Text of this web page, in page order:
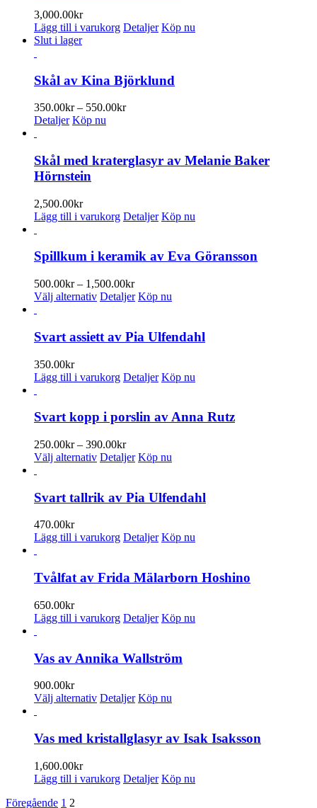
3,000.00kr
Lägg till i varukorg Detaljer Köp nu
Slut i lager
Skål av Kina Björklund
350.00kr – 550.00krPrisintervall:
Detaljer Köp nu
Skål med kraterglasyr av Melanie Baker
Hörnstein
2,500.00kr
Lägg till i varukorg Detaljer Köp nu
Spillkum i keramik av Eva Göransson
500.00kr – 1,500.00krPrisintervall:
500.00kr
Välj alternativ Den
har
flera
De
olika
kan
väljas
produktsidan
Detaljer Köp nu
Svart assiett av Pia Ulfendahl
350.00kr
Lägg till i varukorg Detaljer Köp nu
Svart kopp i porslin av Anna Rutz
250.00kr – 390.00krPrisintervall:
250.00kr
Välj alternativ Den
har
flera
De
olika
kan
väljas
Detaljer Köp nu
Svart tallrik av Pia Ulfendahl
470.00kr
Lägg till i varukorg Detaljer Köp nu
Tvålfat av Frida Mälarborn Hoshino
650.00kr
Lägg till i varukorg Detaljer Köp nu
Vas av Annika Wallström
900.00kr
Välj alternativ Den
har
flera
De
olika
Detaljer Köp nu
Vas med kristallglasyr av Isak Isaksson
1,600.00kr
Lägg till i varukorg Detaljer Köp nu
Föregående 1 2